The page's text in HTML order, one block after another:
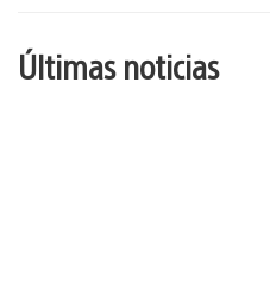
Últimas noticias